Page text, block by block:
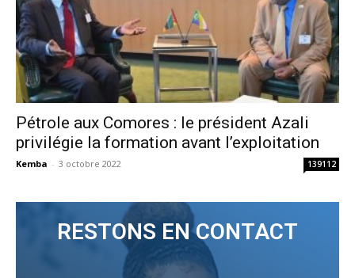
Pétrole aux Comores : le président Azali
privilégie la formation avant l’exploitation
Kemba - 3 octobre 2022 139112
RESTONS EN CONTACT